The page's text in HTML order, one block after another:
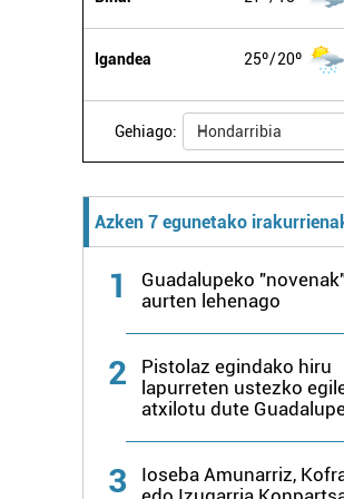
zure baimena Cookieen adierazpenean.
fitxategiak erabiltzen ditu. Zure
zerbitzuak hobetzeko asmoz, cookie
baliatzen gara. Ohar hau onartuz gero,
Igandea 25º 20º
Gehiago: Hondarribia
Azken 7 egunetako
1
Guadalupeko
aurten lehenago
2
Pistolaz egindako hiru
lapurreten ustezko
atxilotu dute
3
Ioseba Amunarriz,